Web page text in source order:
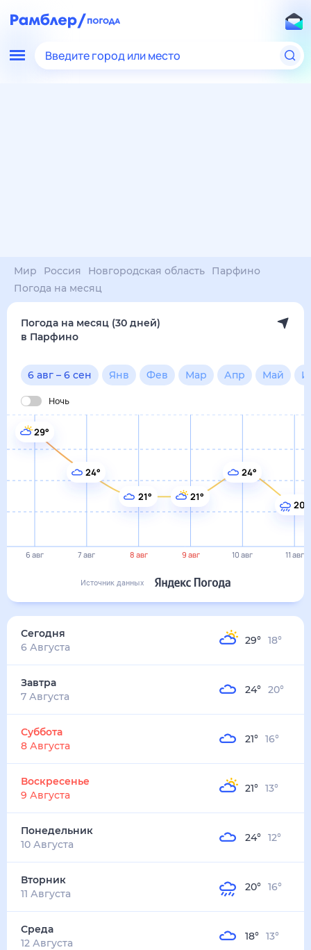
Введите город или место
Мир Россия Новгородская область
Парфино
Погода на месяц
Погода на месяц (30 дней)
в Парфино
6 авг – 6 сен Янв Фев Мар Апр Май
Ночь
6 авг 7 авг 8 авг 9 авг 10 авг 11 авг
29°
24°
21°
21°
24°
20°
Источник данных
Сегодня
6 Августа
29° 18°
Завтра
7 Августа
24° 20°
Суббота
8 Августа
21° 16°
Воскресенье
9 Августа
21° 13°
Понедельник
10 Августа
24° 12°
Вторник
11 Августа
20° 16°
Среда
12 Августа
18° 13°